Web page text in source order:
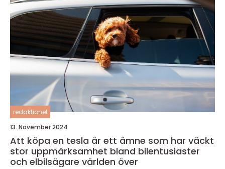
redaktionel
13. November 2024
Att köpa en tesla är ett ämne som har väckt
stor uppmärksamhet bland bilentusiaster
och elbilsägare världen över